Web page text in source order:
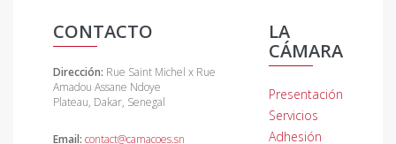
CONTACTO
Dirección: Rue Saint Michel x Rue
Amadou Assane Ndoye
Plateau, Dakar, Senegal
Email: contact@camacoes.sn
LA
CÁMARA
Presentación
Servicios
Adhesión